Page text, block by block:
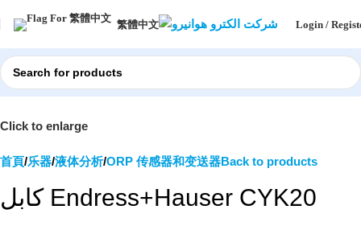
繁體中文 Login /
Click to enlarge
首頁 乐器 液体分析 ORP 传感器和变送器Back to products
کابل Endress+Hauser CYK20